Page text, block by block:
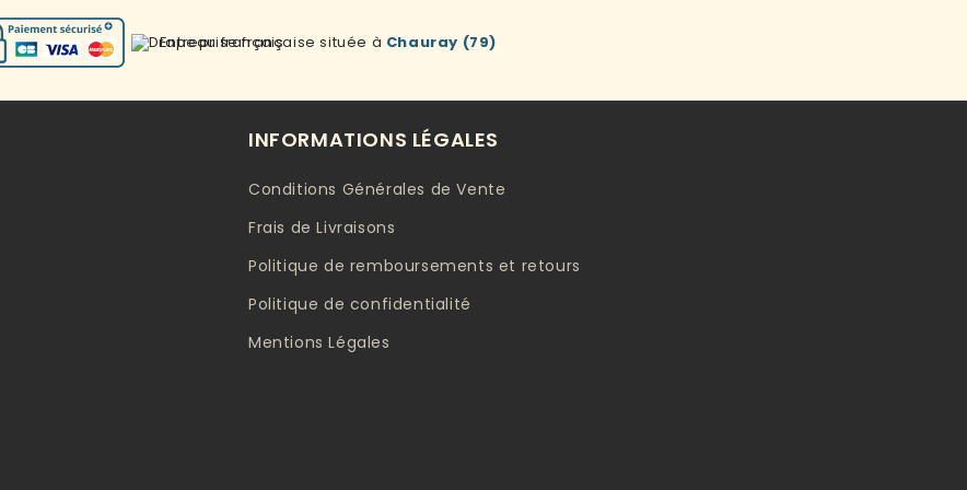
Entreprise française située à Chauray (79)
INFORMATIONS LÉGALES
Conditions Générales de Vente
Frais de Livraisons
Politique de remboursements et retours
Politique de confidentialité
Mentions Légales